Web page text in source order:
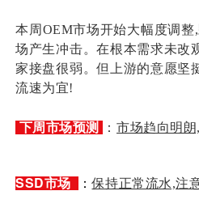
本周OEM市场开始大幅度调整
场产生冲击。在根本需求未改
家接盘很弱。但上游的意愿坚
流速为宜!
下周市场预测 ：市场趋向明
SSD市场：保持正常流水,注